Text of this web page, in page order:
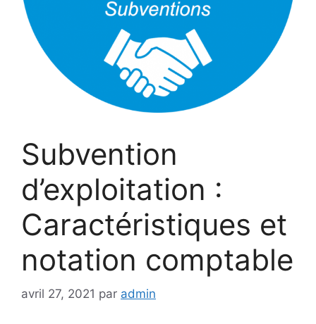
Subvention
d’exploitation :
Caractéristiques et
notation comptable
avril 27, 2021 par admin